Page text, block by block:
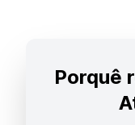
Porquê